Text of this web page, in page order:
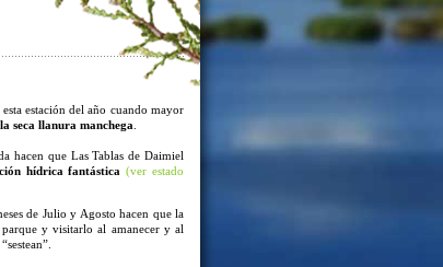
estación del año cuando mayor
seca llanura manchega
hacen que Las Tablas de Daimiel
hídrica fantástica(ver estado
de Julio y Agosto hacen que la
y visitarlo al amanecer y al